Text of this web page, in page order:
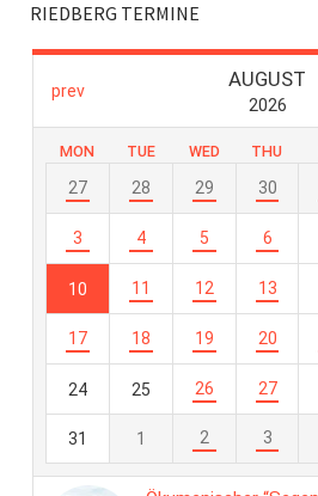
RIEDBERG TERMINE